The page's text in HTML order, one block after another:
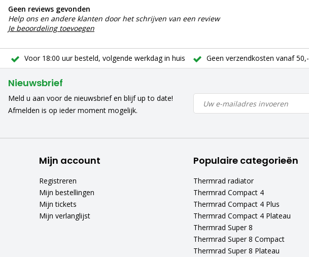
Geen reviews gevonden
Help ons en andere klanten door het schrijven van een review
Je beoordeling toevoegen
Voor 18:00 uur besteld, volgende werkdag in huis Geen verzendkosten vanaf 50,-
Nieuwsbrief
Meld u aan voor de nieuwsbrief en blijf up to date!
Afmelden is op ieder moment mogelijk.
Mijn account
Registreren
Mijn bestellingen
Mijn tickets
Mijn verlanglijst
Populaire categorieën
Thermrad radiator
Thermrad Compact 4
Thermrad Compact 4 Plus
Thermrad Compact 4 Plateau
Thermrad Super 8
Thermrad Super 8 Compact
Thermrad Super 8 Plateau